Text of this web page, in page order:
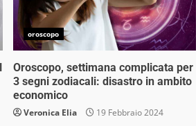
oroscopo
Oroscopo, settimana complicata per
3 segni zodiacali: disastro in ambito
economico
Veronica Elia 19 Febbraio 2024